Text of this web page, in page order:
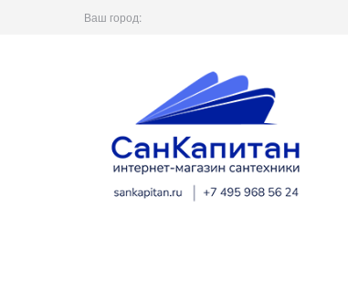
Ваш город: